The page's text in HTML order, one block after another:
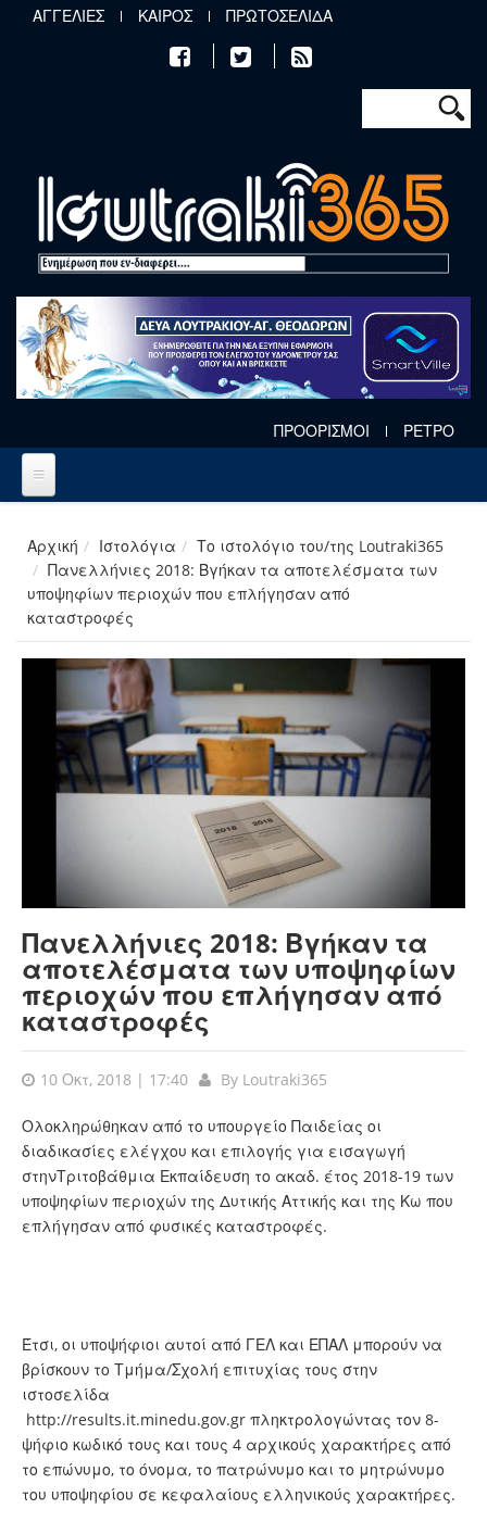
Παράκαμψη προς το κυρίως περιεχόμενο
ΑΓΓΕΛΙΕΣ ΚΑΙΡΟΣ ΠΡΩΤΟΣΕΛΙΔΑ
Φόρμα
Αναζήτηση
ΠΡΟΟΡΙΣΜΟΙ ΡΕΤΡΟ
Αρχική Ιστολόγια
Το ιστολόγιο του/της Loutraki365
Πανελλήνιες 2018: Βγήκαν τα αποτελέσματα των
υποψηφίων περιοχών που επλήγησαν από
καταστροφές
Πανελλήνιες 2018: Βγήκαν τα
αποτελέσματα των υποψηφίων
περιοχών που επλήγησαν από
καταστροφές
10 Οκτ, 2018 | 17:40 By Loutraki365
Ολοκληρώθηκαν από το υπουργείο Παιδείας οι
διαδικασίες ελέγχου και επιλογής για εισαγωγή
στηνΤριτοβάθμια Εκπαίδευση το ακαδ. έτος 2018-19 των
υποψηφίων περιοχών της Δυτικής Αττικής και της Κω που
επλήγησαν από φυσικές καταστροφές.
Έτσι, οι υποψήφιοι αυτοί από ΓΕΛ και ΕΠΑΛ μπορούν να
βρίσκουν το Τμήμα/Σχολή επιτυχίας τους στην
ιστοσελίδα
http://results.it.minedu.gov.gr πληκτρολογώντας τον 8-
ψήφιο κωδικό τους και τους 4 αρχικούς χαρακτήρες από
το επώνυμο, το όνομα, το πατρώνυμο και το μητρώνυμο
του υποψηφίου σε κεφαλαίους ελληνικούς χαρακτήρες.